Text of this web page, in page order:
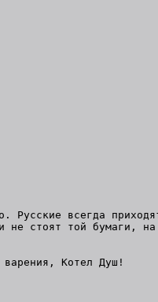
Русские всегда
не стоят той бумаги,
Котел Душ!